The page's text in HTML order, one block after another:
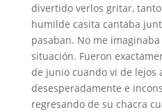
divertido verlos gritar,
humilde casita cantaba
pasaban. No me
situación. Fueron
de junio cuando vi de lejos
desesperadamente e
regresando de su chacra